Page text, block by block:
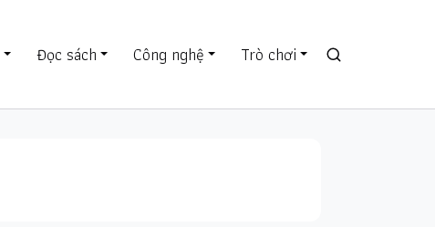
Đọc sách Công nghệ Trò chơi